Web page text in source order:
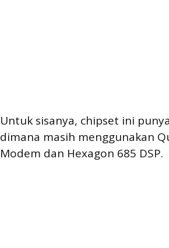
Untuk sisanya, chipset ini
dimana masih menggunakan
Modem dan Hexagon 685 DSP.